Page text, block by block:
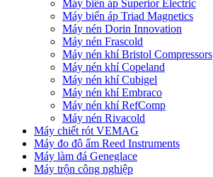
Máy biến áp Superior Electric
Máy biến áp Triad Magnetics
Máy nén Dorin Innovation
Máy nén Frascold
Máy nén khí Bristol Compressors
Máy nén khí Copeland
Máy nén khí Cubigel
Máy nén khí Embraco
Máy nén khí RefComp
Máy nén Rivacold
Máy chiết rót VEMAG
Máy đo độ ẩm Reed Instruments
Máy làm đá Geneglace
Máy trộn công nghiệp